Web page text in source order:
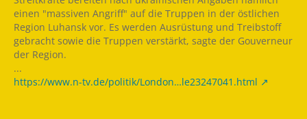
einen "massiven Angriff" auf die Truppen in der östlichen
Region Luhansk vor. Es werden Ausrüstung und Treibstoff
gebracht sowie die Truppen verstärkt, sagte der Gouverneur
der Region.
...
https://www.n-tv.de/politik/London…le23247041.html